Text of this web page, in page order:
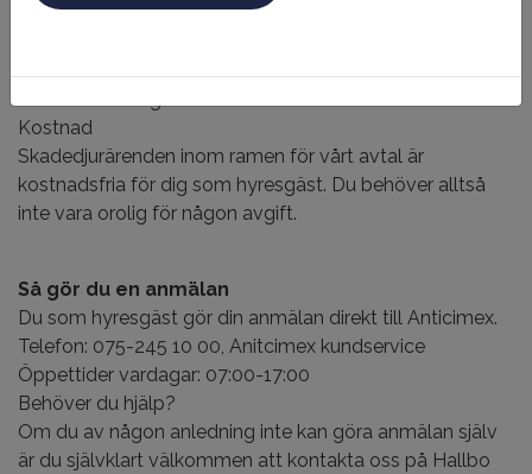
Detta gäller exempelvis:
- Ohyra
Kostnad
Skadedjurärenden inom ramen för vårt avtal är
kostnadsfria för dig som hyresgäst. Du behöver alltså
inte vara orolig för någon avgift.
Så gör du en anmälan
Du som hyresgäst gör din anmälan direkt till Anticimex.
Telefon: 075-245 10 00, Anitcimex kundservice
Öppettider vardagar: 07:00-17:00
Behöver du hjälp?
Om du av någon anledning inte kan göra anmälan själv
är du självklart välkommen att kontakta oss på Hallbo